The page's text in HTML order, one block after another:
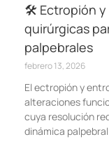
🛠️ Ectropión
quirúrgicas
palpebrales
febrero 13, 2026
El ectropión y
alteraciones
cuya resolución
dinámica palpebral